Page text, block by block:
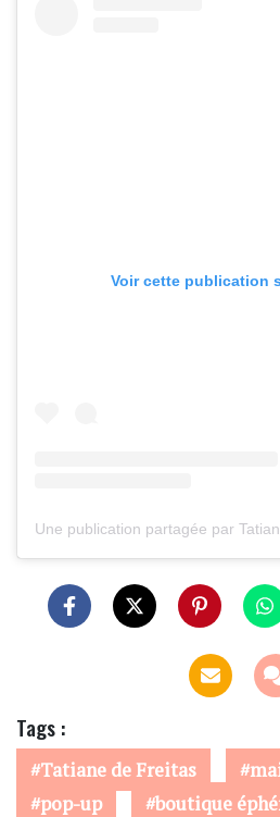
Voir cette publication
Une publication partagée par
Tags :
Tatiane de Freitas
pop-up
boutique